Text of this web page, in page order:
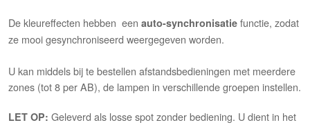
De kleureffecten hebben eenauto-synchronisatie functie, zodat
ze mooi gesynchroniseerd weergegeven worden.
U kan middels bij te bestellen afstandsbedieningen met meerdere
zones (tot 8 per AB), de lampen in verschillende groepen instellen.
LET OP: Geleverd als losse spot zonder bediening. U dient in het